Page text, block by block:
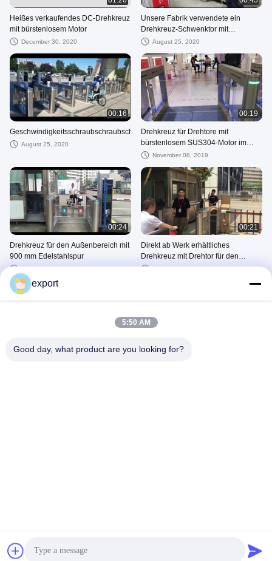
Heißes verkaufendes DC-Drehkreuz
mit bürstenlosem Motor
December 30, 2020
Unsere Fabrik verwendete ein
Drehkreuz-Schwenktor mit
Edelstahlarm
August 25, 2020
00:16
Geschwindigkeitsschraubschraubschrauber
August 25, 2020
00:19
Drehkreuz für Drehtore mit
bürstenlosem SUS304-Motor im
Außenbereich
November 08, 2019
00:24
Drehkreuz für den Außenbereich mit
900 mm Edelstahlspur
00:21
Direkt ab Werk erhältliches
Drehkreuz mit Drehtor für den
Außenbereich
export
5:50 AM
Good day, what product are you looking for?